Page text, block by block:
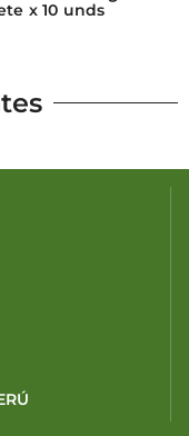
x 10 unds